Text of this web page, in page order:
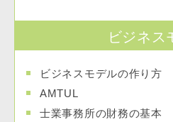
ビジネス
ビジネスモデルの作り方
AMTUL
士業事務所の財務の基本